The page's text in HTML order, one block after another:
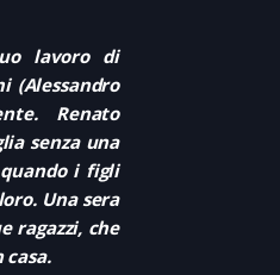
lavoro di
(Alessandro
Renato
senza una
i figli
Una sera
ragazzi, che